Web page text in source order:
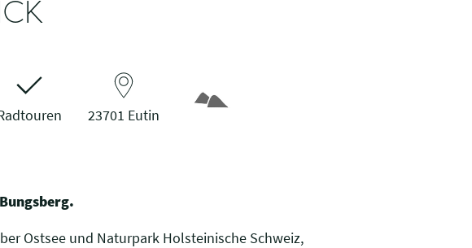
23701 Eutin
Ostsee und Naturpark Holsteinische Schweiz,